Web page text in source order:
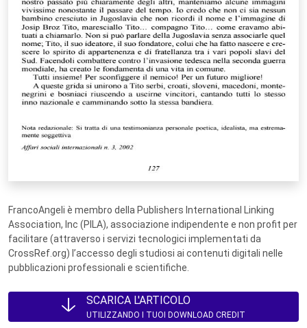
FrancoAngeli è membro della Publishers International Linking
Association, Inc (PILA), associazione indipendente e non profit per
facilitare (attraverso i servizi tecnologici implementati da
CrossRef.org) l’accesso degli studiosi ai contenuti digitali nelle
pubblicazioni professionali e scientifiche.
SCARICA L'ARTICOLO
UTILIZZANDO I TUOI DOWNLOAD CREDIT